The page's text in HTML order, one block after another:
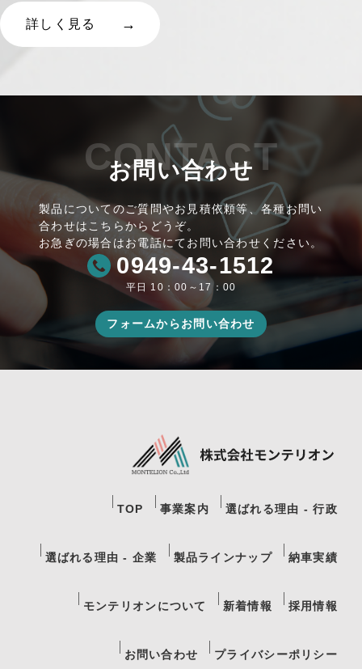
詳しく見る
CONTACT
お問い合わせ
製品についてのご質問やお見積依頼等、各種お問い
合わせはこちらからどうぞ。
お急ぎの場合はお電話にてお問い合わせください。
0949-43-1512
平日 10：00～17：00
フォームからお問い合わせ
TOP 事業案内 選ばれる理由 - 行政
選ばれる理由 - 企業 製品ラインナップ 納車実績
モンテリオンについて 新着情報 採用情報
お問い合わせ プライバシーポリシー